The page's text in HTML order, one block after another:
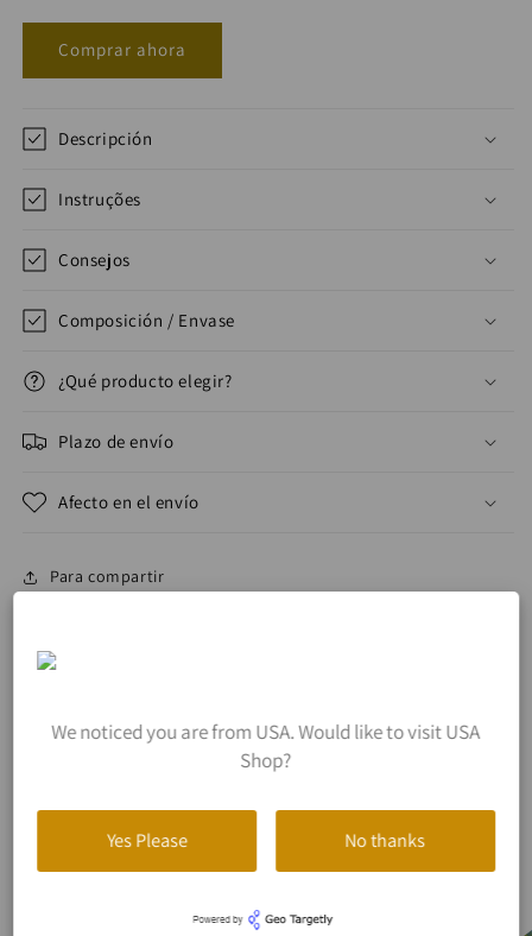
Comprar ahora
Descripción
Instruções
Consejos
Composición / Envase
¿Qué producto elegir?
Plazo de envío
Afecto en el envío
Para compartir
Seja o primeiro a escrever uma avaliação
We noticed you are from USA. Would like to visit USA
Shop?
Yes Please No thanks